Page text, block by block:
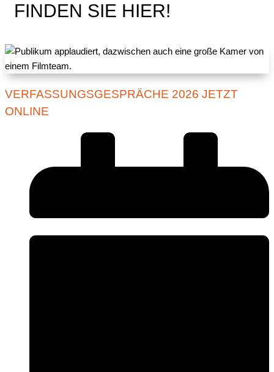
FINDEN SIE HIER!
VERFASSUNGSGESPRÄCHE 2026 JETZT
ONLINE